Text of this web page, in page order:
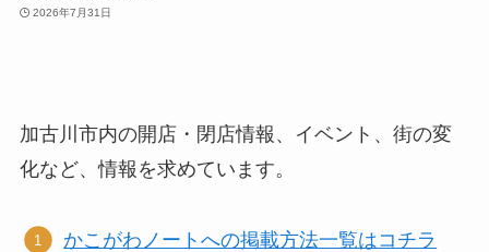
2026年7月31日
加古川市内の開店・閉店情報、イベント、街の変
化など、情報を求めています。
かこがわノートへの掲載方法一覧はコチラ